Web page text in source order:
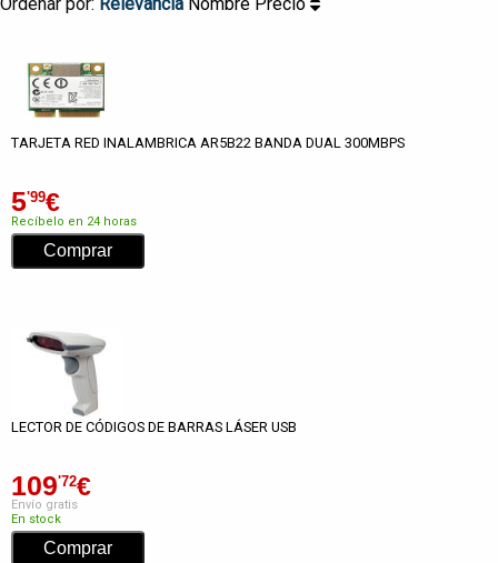
TARJETA RED INALAMBRICA AR5B22 BANDA DUAL 300MBPS
5'99€
Recíbelo en 24 horas
LECTOR DE CÓDIGOS DE BARRAS LÁSER USB
109'72€
Envío gratis
En stock